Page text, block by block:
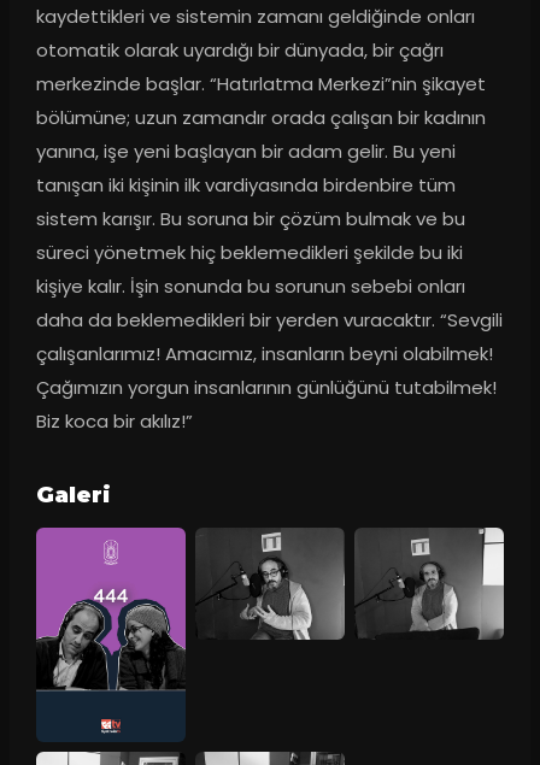
kaydettikleri ve sistemin zamanı geldiğinde onları
otomatik olarak uyardığı bir dünyada, bir çağrı
merkezinde başlar. “Hatırlatma Merkezi”nin şikayet
bölümüne; uzun zamandır orada çalışan bir kadının
yanına, işe yeni başlayan bir adam gelir. Bu yeni
tanışan iki kişinin ilk vardiyasında birdenbire tüm
sistem karışır. Bu soruna bir çözüm bulmak ve bu
süreci yönetmek hiç beklemedikleri şekilde bu iki
kişiye kalır. İşin sonunda bu sorunun sebebi onları
daha da beklemedikleri bir yerden vuracaktır. “Sevgili
çalışanlarımız! Amacımız, insanların beyni olabilmek!
Çağımızın yorgun insanlarının günlüğünü tutabilmek!
Biz koca bir akılız!”
Galeri